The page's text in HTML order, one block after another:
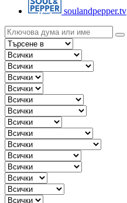
soulandpepper.tv